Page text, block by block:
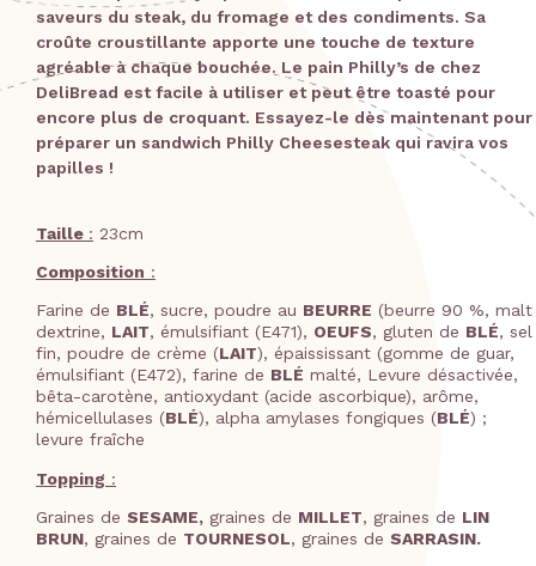
saveurs du steak, du fromage et des condiments. Sa
croûte croustillante apporte une touche de texture
agréable à chaque bouchée. Le pain Philly’s de chez
DeliBread est facile à utiliser et peut être toasté pour
encore plus de croquant. Essayez-le dès maintenant pour
préparer un sandwich Philly Cheesesteak qui ravira vos
papilles !
Taille : 23cm
Composition :
Farine de BLÉ, sucre, poudre au BEURRE (beurre 90 %, malt
dextrine, LAIT, émulsifiant (E471), OEUFS, gluten de BLÉ, sel
fin, poudre de crème (LAIT), épaississant (gomme de guar,
émulsifiant (E472), farine de BLÉ malté, Levure désactivée,
bêta-carotène, antioxydant (acide ascorbique), arôme,
hémicellulases (BLÉ), alpha amylases fongiques (BLÉ) ;
levure fraîche
Topping :
Graines de SESAME, graines de MILLET, graines de LIN
BRUN, graines de TOURNESOL, graines de SARRASIN.